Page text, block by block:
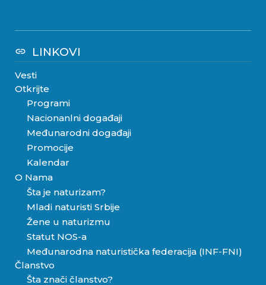
link LINKOVI
Vesti
Otkrijte
Programi
Nacionanlni događaji
Međunarodni događaji
Promocije
Kalendar
O Nama
Šta je naturizam?
Mladi naturisti Srbije
Žene u naturizmu
Statut NOS-a
Međunarodna naturistička federacija (INF-FNI)
Članstvo
Šta znači članstvo?